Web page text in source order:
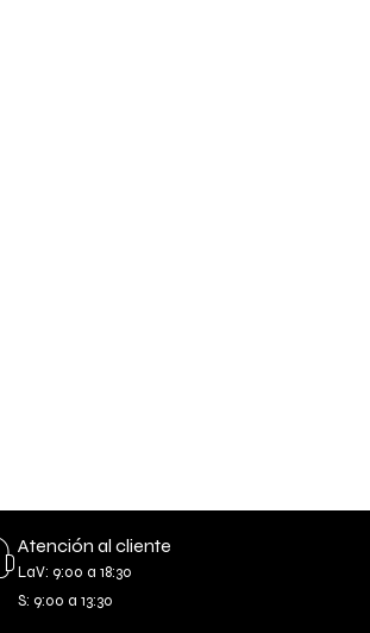
Atención al cliente
LaV: 9:00 a 18:30
S: 9:00 a 13:30